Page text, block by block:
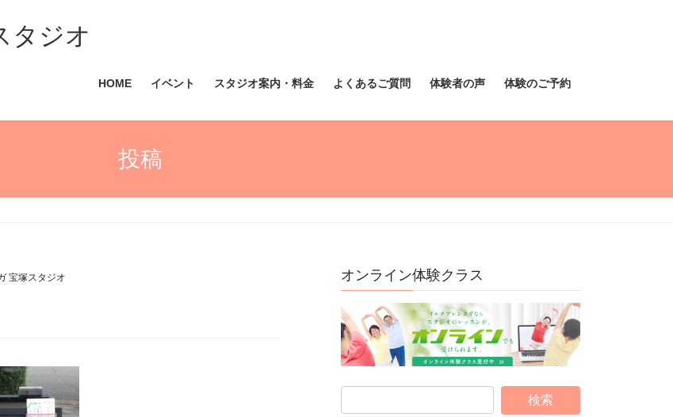
タジオ
HOME イベント スタジオ案内・料金 よくあるご質問 体験者の声 体験のご予約
投稿
宝塚スタジオ オンライン体験クラス